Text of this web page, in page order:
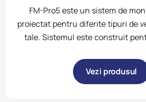
FM-Pro5 este un sistem de
proiectat pentru diferite tipuri de
tale. Sistemul este construit
Vezi produsul